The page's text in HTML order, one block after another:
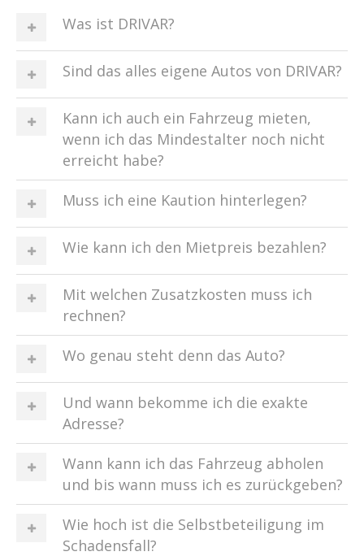
Was ist DRIVAR?
Sind das alles eigene Autos von DRIVAR?
Kann ich auch ein Fahrzeug mieten,
wenn ich das Mindestalter noch nicht
erreicht habe?
Muss ich eine Kaution hinterlegen?
Wie kann ich den Mietpreis bezahlen?
Mit welchen Zusatzkosten muss ich
rechnen?
Wo genau steht denn das Auto?
Und wann bekomme ich die exakte
Adresse?
Wann kann ich das Fahrzeug abholen
und bis wann muss ich es zurückgeben?
Wie hoch ist die Selbstbeteiligung im
Schadensfall?